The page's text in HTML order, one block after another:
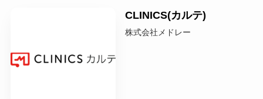
CLINICS(カルテ)
株式会社メドレー